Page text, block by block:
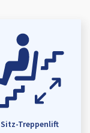
Sitz-Treppenlift